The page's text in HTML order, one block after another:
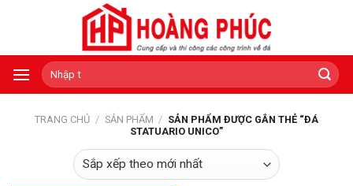
Tìm
kiếm:
TRANG CHỦ / SẢN PHẨM / SẢN PHẨM ĐƯỢC GẮN THẺ “ĐÁ
STATUARIO UNICO”